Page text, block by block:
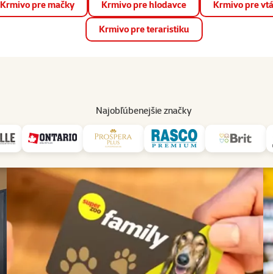
📱 Stiahnite si novú aplikáciu Super zoo.Viac informácií
Krmivo pre mačky Krmivo pre hlodavce Krmivo pre
Krmivo pre teraristiku
Najobľúbenejšie značky
Predajne Služby
Služby